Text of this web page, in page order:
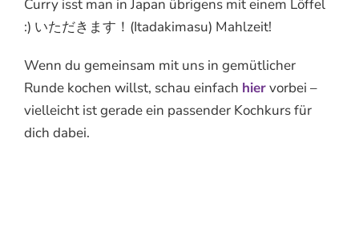
Curry isst man in Japan übrigens mit einem Löffel
:) いただきます！(Itadakimasu) Mahlzeit!
Wenn du gemeinsam mit uns in gemütlicher
Runde kochen willst, schau einfach hiervorbei –
vielleicht ist gerade ein passender Kochkurs für
dich dabei.